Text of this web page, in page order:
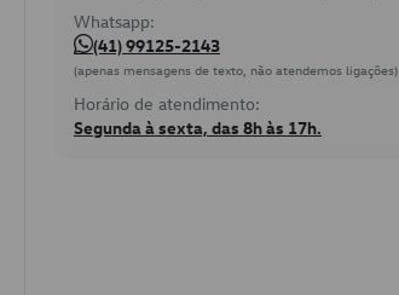
Whatsapp:
(41) 99125-2143
(apenas mensagens de texto, não atendemos ligações)
Horário de atendimento:
Segunda à sexta, das 8h às 17h.